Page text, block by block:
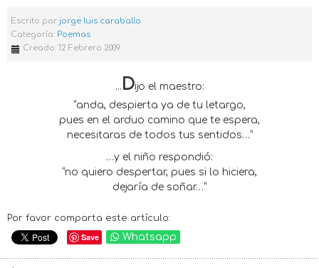
Escrito por jorge luis caraballo
Categoría: Poemas
Creado: 12 Febrero 2009
... Dijo el maestro:
“anda, despierta ya de tu letargo,
pues en el arduo camino que te espera,
necesitaras de todos tus sentidos…”
…y el niño respondió:
“no quiero despertar, pues si lo hiciera,
dejaría de soñar…”
Por favor comparta este artículo:
Save Whatsapp